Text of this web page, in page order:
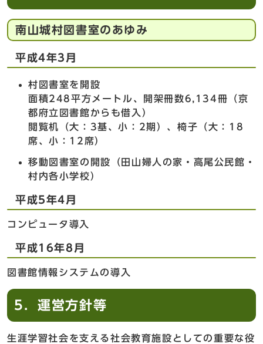
南山城村図書室のあゆみ
平成4年3月
村図書室を開設
面積248平方メートル、開架冊数6,134冊（京
都府立図書館からも借入）
閲覧机（大：3基、小：2期）、椅子（大：18
席、小：12席）
移動図書室の開設（田山婦人の家・高尾公民館・
村内各小学校）
平成5年4月
コンピュータ導入
平成16年8月
図書館情報システムの導入
5．運営方針等
生涯学習社会を支える社会教育施設としての重要な役